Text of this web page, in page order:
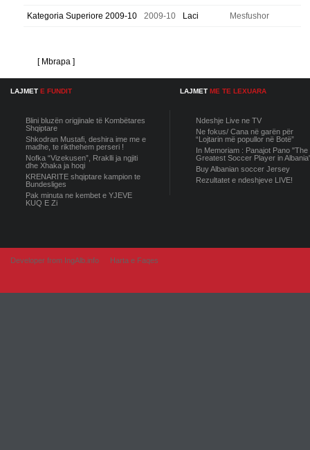
Kategoria Superiore 2009-10 2009-10 Laci Mesfushor
[ Mbrapa ]
LAJMET E FUNDIT
Blini bluzën origjinale të Kombëtares
Shqiptare
Shkodran Mustafi, deshira ime me e
madhe, te rikthehem perseri !
Nofka “Vizekusen”, Rraklli ja ngjiti
dhe Xhaka ja hoqi
KRENARITE shqiptare kampion te
Bundesliges
Pak minuta ne kembet e YJEVE
KUQ E Zi
LAJMET ME TE LEXUARA
Ndeshje Live ne TV
Ne fokus/ Cana në garën për
“Lojtarin më popullor në Botë”
In Memoriam : Panajot Pano "The
Greatest Soccer Player in
Buy Albanian soccer Jersey
Rezultatet e ndeshjeve LIVE!
Developer from IngAlb.info Harta e Faqes